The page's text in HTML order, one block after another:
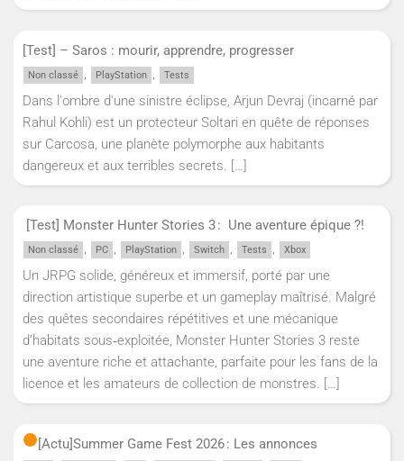
[Test] – Saros : mourir, apprendre, progresser
Non classé PlayStation Tests
Dans l'ombre d'une sinistre éclipse, Arjun Devraj (incarné par
Rahul Kohli) est un protecteur Soltari en quête de réponses
sur Carcosa, une planète polymorphe aux habitants
dangereux et aux terribles secrets.
[…]
[Test] Monster Hunter Stories 3 : Une aventure épique ?!
Non classé , PC , PlayStation , Switch , Tests , Xbox
Un JRPG solide, généreux et immersif, porté par une
direction artistique superbe et un gameplay maîtrisé. Malgré
des quêtes secondaires répétitives et une mécanique
d’habitats sous‑exploitée, Monster Hunter Stories 3 reste
une aventure riche et attachante, parfaite pour les fans de la
licence et les amateurs de collection de monstres. […]
[Actu]Summer Game Fest 2026 : Les annonces